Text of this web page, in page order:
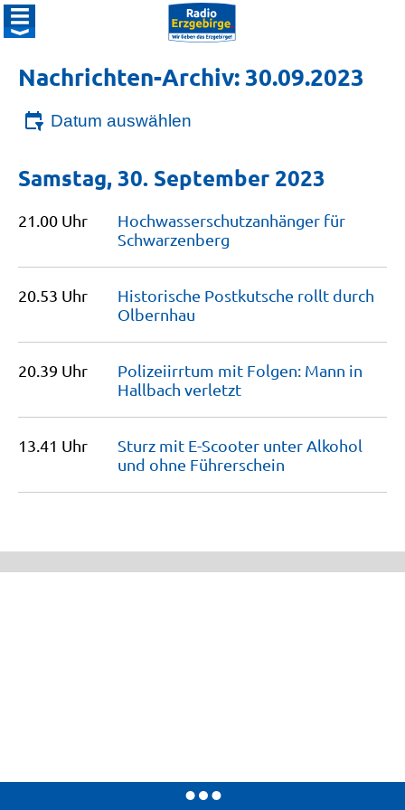
Nachrichten-Archiv: 30.09.2023
Datum auswählen
Samstag, 30. September 2023
21.00 Uhr
Hochwasserschutzanhänger für
Schwarzenberg
20.53 Uhr
Historische Postkutsche rollt durch
Olbernhau
20.39 Uhr
Polizeiirrtum mit Folgen: Mann in
Hallbach verletzt
13.41 Uhr
Sturz mit E-Scooter unter Alkohol
und ohne Führerschein